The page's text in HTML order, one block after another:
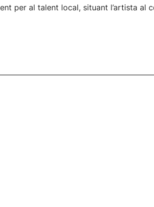
per al talent local, situant l’artista al